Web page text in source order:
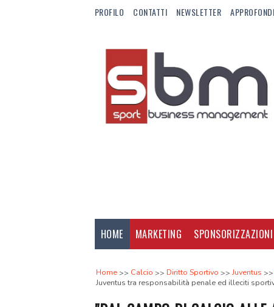
PROFILO CONTATTI NEWSLETTER
HOME MARKETING SPONSORIZZAZIONI
Home Calcio Diritto Sportivo Juventus
Juventus tra responsabilità penale ed illeciti